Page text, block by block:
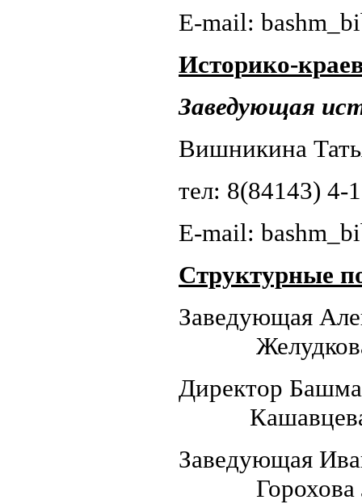
E-mail:
Историко-
Заведующая
Вишникина
тел: 8(84143) 4-
E-mail:
Структурные
Желудкова
Директор
Кашавцева
Горохова